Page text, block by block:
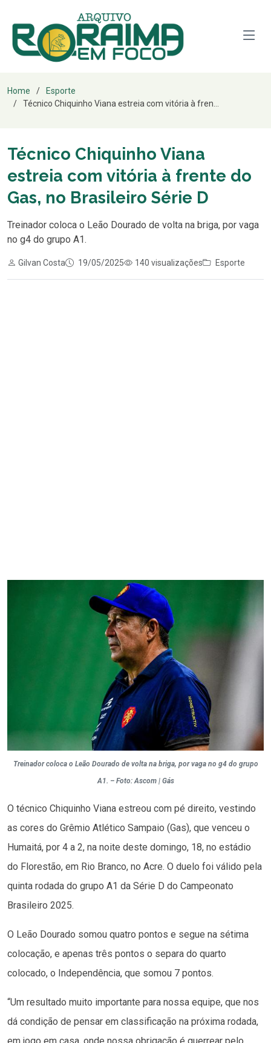
Home
Esporte
Técnico Chiquinho Viana estreia com vitória à fren...
Técnico Chiquinho Viana
estreia com vitória à frente do
Gas, no Brasileiro Série D
Treinador coloca o Leão Dourado de volta na briga, por vaga
no g4 do grupo A1.
Gilvan Costa 19/05/2025 140 visualizações Esporte
Treinador coloca o Leão Dourado de volta na briga, por vaga no g4 do grupo
A1. – Foto: Ascom | Gás
O técnico Chiquinho Viana estreou com pé direito, vestindo
as cores do Grêmio Atlético Sampaio (Gas), que venceu o
Humaitá, por 4 a 2, na noite deste domingo, 18, no estádio
do Florestão, em Rio Branco, no Acre. O duelo foi válido pela
quinta rodada do grupo A1 da Série D do Campeonato
Brasileiro 2025.
O Leão Dourado somou quatro pontos e segue na sétima
colocação, e apenas três pontos o separa do quarto
colocado, o Independência, que somou 7 pontos.
“Um resultado muito importante para nossa equipe, que nos
dá condição de pensar em classificação na próxima rodada,